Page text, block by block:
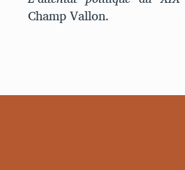
Champ Vallon.